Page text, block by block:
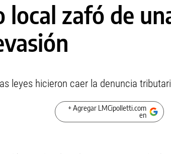
local zafó de
leyes hicieron caer la denuncia
+ Agregar LMCipolletti.com
en